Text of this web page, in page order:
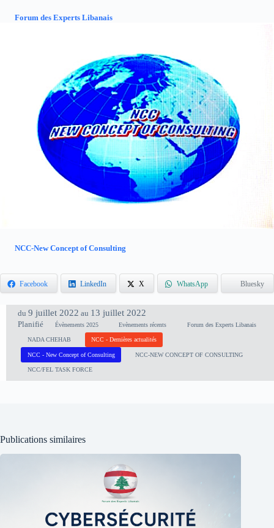
Forum des Experts Libanais
NCC-New Concept of Consulting
Facebook LinkedIn X WhatsApp Bluesky
du 9 juillet 2022 au 13 juillet 2022
Planifié Évènements 2025 Evènements récents Forum des Experts Libanais
NADA CHEHAB NCC - Dernières actualités
NCC - New Concept of Consulting NCC-NEW CONCEPT OF CONSULTING
NCC/FEL TASK FORCE
Publications similaires